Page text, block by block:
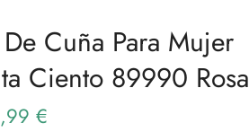
Cuña Para Mujer
Ciento 89990 Rosa
€